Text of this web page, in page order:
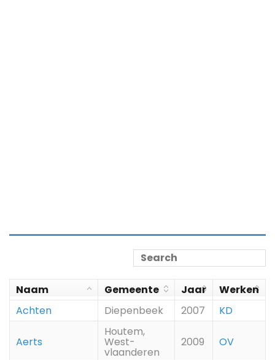
Naam Gemeente Jaar
Werken
Achten
Diepenbeek 2007 KD
Aerts
Houtem,
West-
vlaanderen
2009 OV